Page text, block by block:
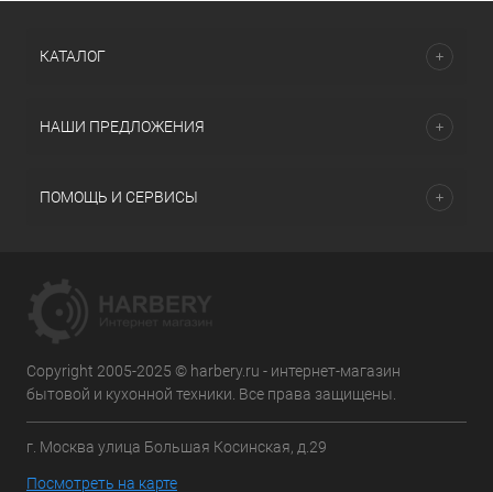
КАТАЛОГ
НАШИ ПРЕДЛОЖЕНИЯ
ПОМОЩЬ И СЕРВИСЫ
Copyright 2005-2025 © harbery.ru - интернет-магазин
бытовой и кухонной техники. Все права защищены.
г. Москва улица Большая Косинская, д.29
Посмотреть на карте